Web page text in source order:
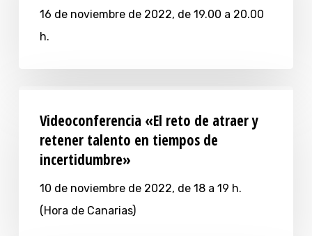
16 de noviembre de 2022, de 19.00 a 20.00
h.
Videoconferencia «El reto de atraer y
retener talento en tiempos de
incertidumbre»
10 de noviembre de 2022, de 18 a 19 h.
(Hora de Canarias)